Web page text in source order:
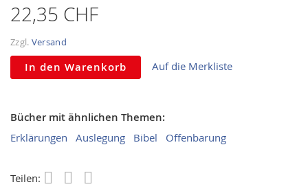
22,35 CHF
Zzgl. Versand
In den Warenkorb Auf die Merkliste
Bücher mit ähnlichen Themen:
Erklärungen Auslegung Bibel Offenbarung
Teilen: